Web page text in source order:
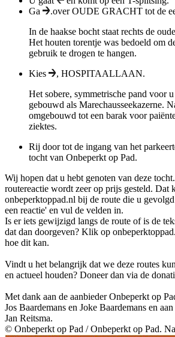
Ga
.overOUDE GRACHT tot de
In de haakse bocht staat rechts de
Het houten torentje was bedoeld om
gebruik te drogen te hangen.
Kies
, HOSPITAALLAAN.
Het sobere, symmetrische pand voor
gebouwd als Marechausseekazerne.
omgebouwd tot een barak voor
ziektes.
Rij door tot de ingang van het
tocht van Onbeperkt op Pad.
Wij hopen dat u hebt genoten van deze
routereactie wordt zeer op prijs gesteld. Dat
onbeperktoppad.nl bij de route die u
een reactie' en vul de velden in.
Is er iets gewijzigd langs de route of is de
dat dan doorgeven? Klik op
hoe dit kan.
Vindt u het belangrijk dat we deze routes
en actueel houden? Doneer dan via de
Met dank aan de aanbieder Onbeperkt op
Jos Baardemans en Joke Baardemans en
Jan Reitsma.
© Onbeperkt op Pad / Onbeperkt op Pad.